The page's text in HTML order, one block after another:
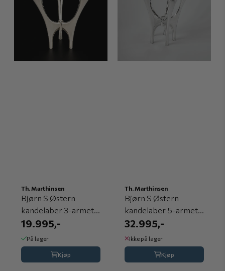
Th. Marthinsen
Bjørn S Østern
kandelaber 3-armet
(THM)
19.995,-
På lager
Kjøp
Th. Marthinsen
Bjørn S Østern
kandelaber 5-armet
(THM)
32.995,-
Ikke på lager
Kjøp